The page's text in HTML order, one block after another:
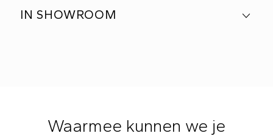
IN SHOWROOM
Waarmee kunnen we je